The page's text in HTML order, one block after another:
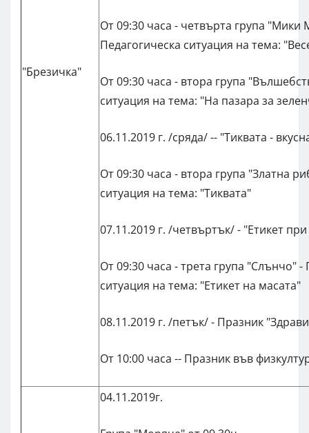
"Брезичка"
От 09:30 часа - четвърта група "Мики
Педагогическа ситуация на тема:
От 09:30 часа - втора група
ситуация на тема: "На пазара за
06.11.2019 г. /сряда/ -- "Тиквата -
От 09:30 часа - втора група "Златна
ситуация на тема: "Тиквата"
07.11.2019 г. /четвъртък/ - "Етикет
От 09:30 часа - трета група "Слънчо" -
ситуация на тема: "Етикет на масата"
08.11.2019 г. /петък/ - Празник
От 10:00 часа -- Празник във
04.11.2019г.